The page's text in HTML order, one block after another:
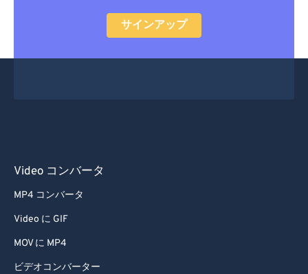
サインアップ
Video コンバータ
MP4 コンバータ
Video に GIF
MOV に MP4
ビデオコンバーター